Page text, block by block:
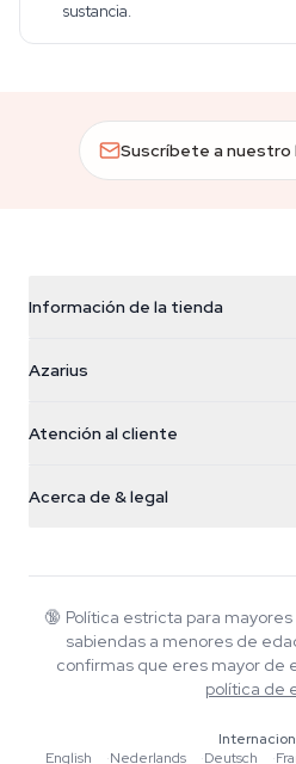
sustancia.
Suscríbete a
Información de la tienda
Galvaniweg 11
Nederland
+31(0)204897914
Azarius
Smokeshop
Atención al cliente
Política de devolución
Preguntas frecuentes
Política de privacidad
Acerca de & legal
Wiki
Blog
Música
🔞 Política estricta para
sabiendas a menores de
confirmas que eres mayor de
política de
English
·Nederlands ·Deutsch ·